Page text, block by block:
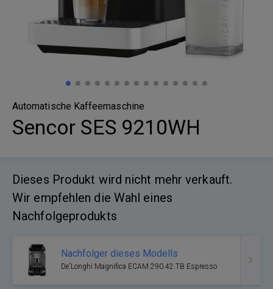
Automatische Kaffeemaschine
Sencor SES 9210WH
Dieses Produkt wird nicht mehr verkauft.
Wir empfehlen die Wahl eines
Nachfolgeprodukts
Nachfolger dieses Modells
De'Longhi Magnifica ECAM 290.42.TB Espresso